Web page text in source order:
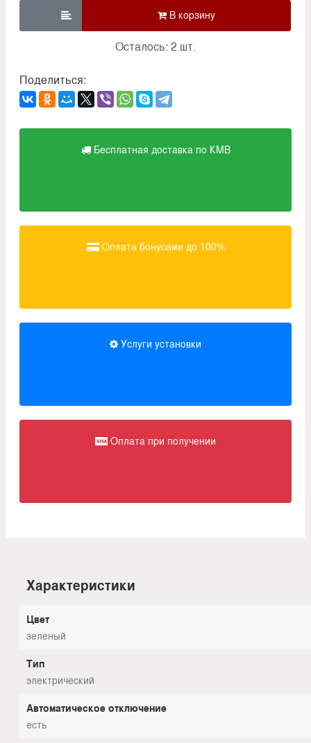

Осталось: 2 шт.
Поделиться:
Бесплатная доставка по КМВ
Оплата бонусами до 100%
Услуги установки
Оплата при получении
Характеристики
Цвет
зеленый
Тип
электрический
Автоматическое отключение
есть